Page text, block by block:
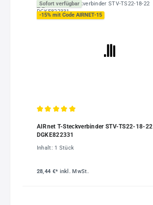
Sofort verfügbar
-15% mit Code AIRNET-15
AIRnet T-Steckverbinder STV-TS22-18-22
DGKE822331
Inhalt: 1 Stück
28,44 €* inkl. MwSt.